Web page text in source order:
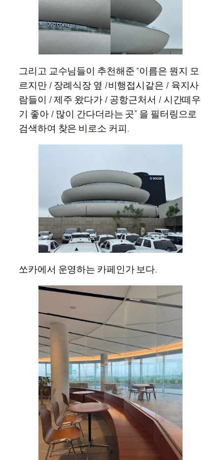
그리고 교수님들이 추천해준 “이름은 뭔지 모
르지만 / 장례식장 옆 /비행접시같은 / 육지사
람들이 / 제주 왔다가 / 공항근처서 / 시간떼우
기 좋아 / 많이 간다더라는 곳” 을 필터링으로
검색하여 찾은 비로소 커피.
쏘카에서 운영하는 카페인가 보다.